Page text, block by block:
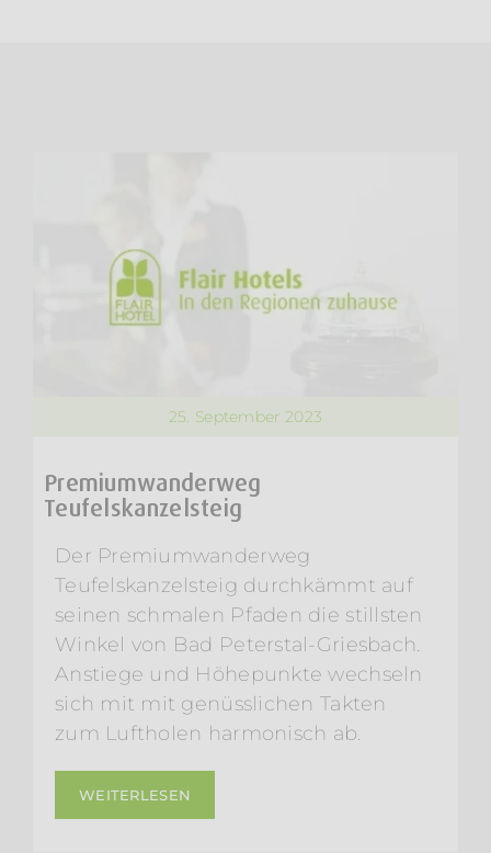
25. September 2023
Premiumwanderweg
Teufelskanzelsteig
Der Premiumwanderweg
Teufelskanzelsteig durchkämmt auf
seinen schmalen Pfaden die stillsten
Winkel von Bad Peterstal-Griesbach.
Anstiege und Höhepunkte wechseln
sich mit mit genüsslichen Takten
zum Luftholen harmonisch ab.
WEITERLESEN